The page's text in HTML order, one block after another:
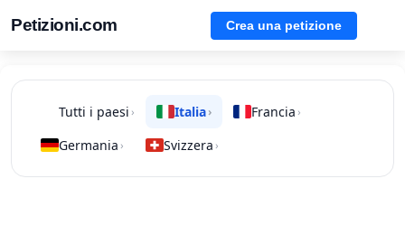
Petizioni.com Crea una petizione
Tutti i paesi › Italia› Francia ›
Germania › Svizzera ›